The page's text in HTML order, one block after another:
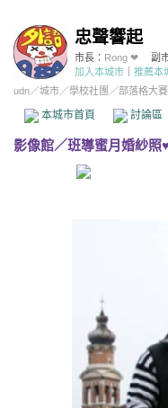
忠聲響起
市長： Rong ❤
副
加入本城市
推薦本
udn／城市／學校社團 ／部落格大賽
本城市首頁 討論區
影像館／班導蜜月婚紗照♥